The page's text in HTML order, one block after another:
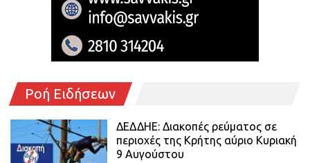
Ροή Ειδήσεων
ΔΕΔΔΗΕ: Διακοπές ρεύματος σε
περιοχές της Κρήτης αύριο Κυριακή
9 Αυγούστου